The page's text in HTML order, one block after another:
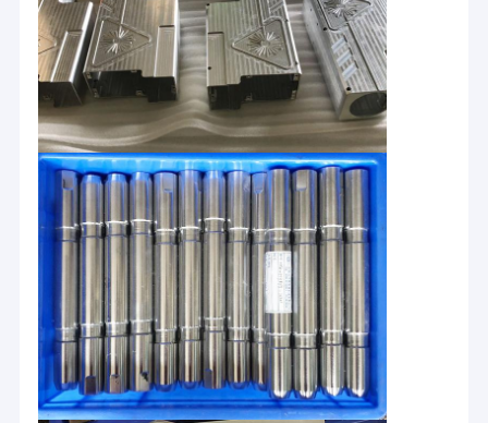
Teile des Drucken3d
Fahrrad-Ersatzteile
Cnc-Plastikteile
Hölzerne Teile CNC
Zylinder-Gang